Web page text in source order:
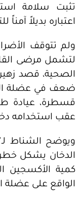
تثبت سلامة
اعتباره بديلاً آمناً
ولم تتوقف
لتشمل مرضى
ضعف في عضلة
قسطرة، عيادة
عقب استخدامه
ويوضح الشناط لـ"
الدخان يشكل
كمية الأكسجين
الواقع على عضلة